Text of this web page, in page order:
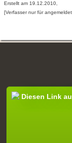
Erstellt am 19.12.2010,
[Verfasser nur für
Diesen Link